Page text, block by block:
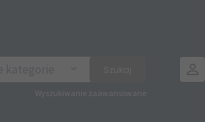
Wyszukiwanie zaawansowane